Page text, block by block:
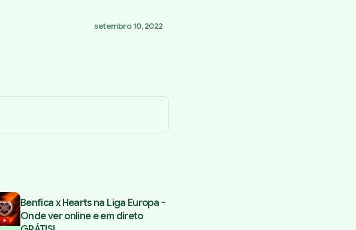
setembro 10, 2022
Benfica x Hearts na Liga Europa -
Onde ver online e em direto